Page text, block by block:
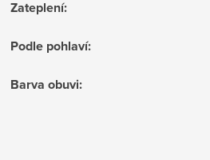
Zateplení:
Podle pohlaví:
Barva obuvi: